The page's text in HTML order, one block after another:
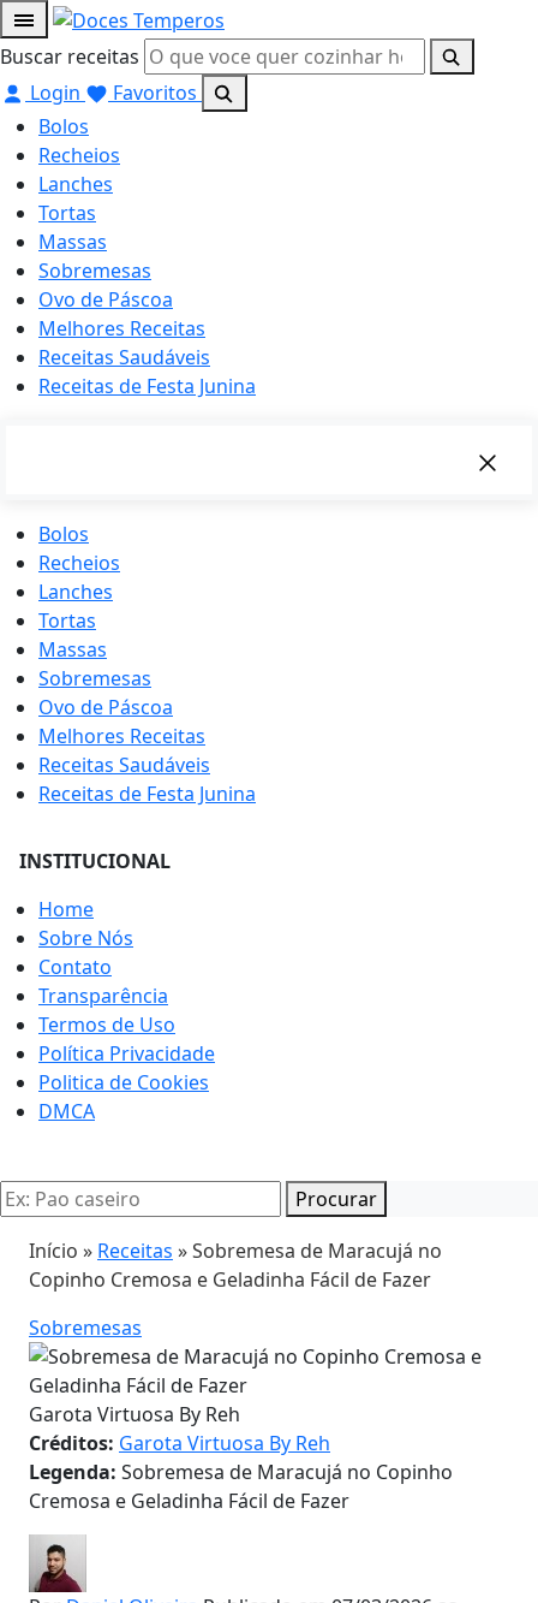
Buscar receitas
Login
Favoritos
Bolos
Recheios
Lanches
Tortas
Massas
Sobremesas
Ovo de Páscoa
Melhores Receitas
Receitas Saudáveis
Receitas de Festa Junina
Bolos
Recheios
Lanches
Tortas
Massas
Sobremesas
Ovo de Páscoa
Melhores Receitas
Receitas Saudáveis
Receitas de Festa Junina
INSTITUCIONAL
Home
Sobre Nós
Contato
Transparência
Termos de Uso
Política Privacidade
Politica de Cookies
DMCA
Procurar
Início » Receitas »Sobremesa de Maracujá no
Copinho Cremosa e Geladinha Fácil de Fazer
Sobremesas
Garota Virtuosa By Reh
Créditos: Garota Virtuosa By Reh
Legenda: Sobremesa de Maracujá no Copinho
Cremosa e Geladinha Fácil de Fazer